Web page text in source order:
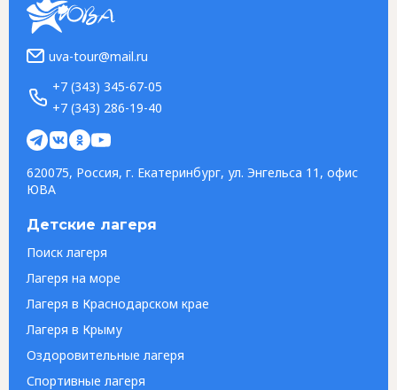
uva-tour@mail.ru
+7 (343) 345-67-05
+7 (343) 286-19-40
620075, Россия, г. Екатеринбург, ул. Энгельса 11, офис
ЮВА
Детские лагеря
Поиск лагеря
Лагеря на море
Лагеря в Краснодарском крае
Лагеря в Крыму
Оздоровительные лагеря
Спортивные лагеря